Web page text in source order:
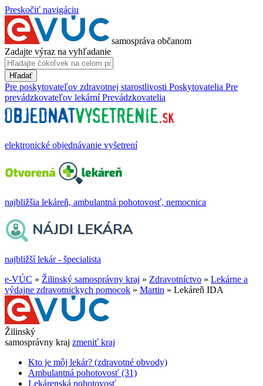
Preskočiť navigáciu
samospráva občanom
Zadajte výraz na vyhľadanie
Hľadať
Pre poskytovateľov zdravotnej starostlivosti Poskytovatelia Pre
prevádzkovateľov lekární Prevádzkovatelia
elektronické objednávanie vyšetrení
najbližšia lekáreň, ambulantná pohotovosť, nemocnica
najbližší lekár - špecialista
e-VÚC » Žilinský samosprávny kraj » Zdravotníctvo » Lekárne a
výdajne zdravotnickych pomocok » Martin » Lekáreň IDA
Žilinský
samosprávny kraj zmeniť kraj
Kto je môj lekár? (zdravotné obvody)
Ambulantná pohotovosť (31)
Lekárenská pohotovosť